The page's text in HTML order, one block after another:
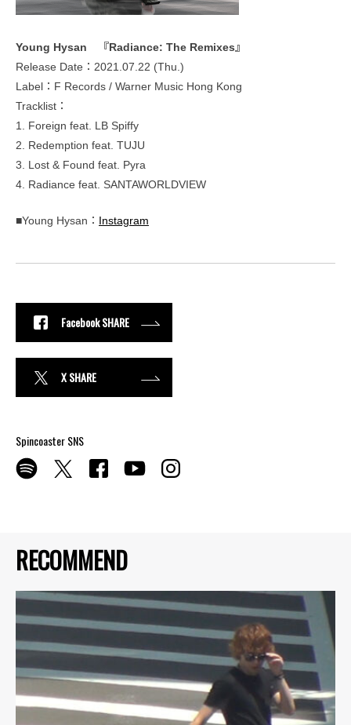
RECOMMEND
Young Hysan 『Radiance: The Remixes』
Release Date：2021.07.22 (Thu.)
Label：F Records / Warner Music Hong Kong
Tracklist：
1. Foreign feat. LB Spiffy
2. Redemption feat. TUJU
3. Lost & Found feat. Pyra
4. Radiance feat. SANTAWORLDVIEW
■Young Hysan： Instagram
Facebook SHARE
X SHARE
Spincoaster SNS